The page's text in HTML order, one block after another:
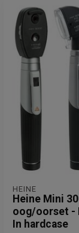
HEINE
Heine Mini
oog/oorset -
In hardcase